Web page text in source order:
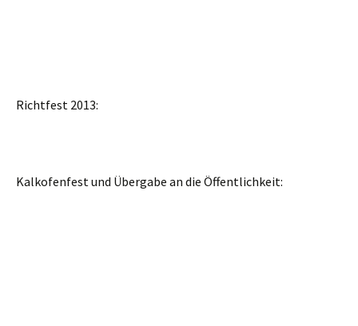
Richtfest 2013:
Kalkofenfest und Übergabe an die Öffentlichkeit: